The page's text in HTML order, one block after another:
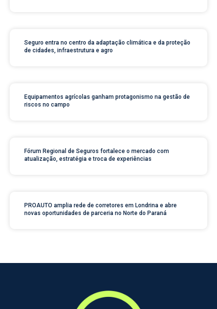
Seguro entra no centro da adaptação climática e da proteção
de cidades, infraestrutura e agro
Equipamentos agrícolas ganham protagonismo na gestão de
riscos no campo
Fórum Regional de Seguros fortalece o mercado com
atualização, estratégia e troca de experiências
PROAUTO amplia rede de corretores em Londrina e abre
novas oportunidades de parceria no Norte do Paraná